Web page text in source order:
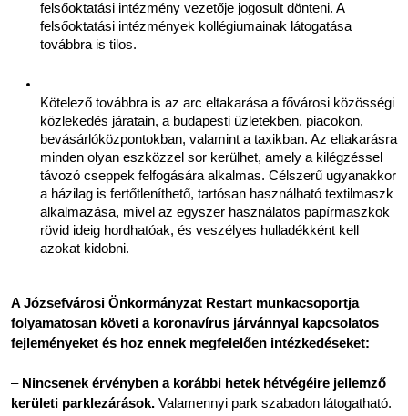
felsőoktatási intézmény vezetője jogosult dönteni. A
felsőoktatási intézmények kollégiumainak látogatása
továbbra is tilos.
Kötelező továbbra is az arc eltakarása a fővárosi közösségi
közlekedés járatain, a budapesti üzletekben, piacokon,
bevásárlóközpontokban, valamint a taxikban. Az eltakarásra
minden olyan eszközzel sor kerülhet, amely a kilégzéssel
távozó cseppek felfogására alkalmas. Célszerű ugyanakkor
a házilag is fertőtleníthető, tartósan használható textilmaszk
alkalmazása, mivel az egyszer használatos papírmaszkok
rövid ideig hordhatóak, és veszélyes hulladékként kell
azokat kidobni.
A Józsefvárosi Önkormányzat Restart munkacsoportja
folyamatosan követi a koronavírus járvánnyal kapcsolatos
fejleményeket és hoz ennek megfelelően intézkedéseket:
– Nincsenek érvényben a korábbi hetek hétvégéire jellemző
kerületi parklezárások. Valamennyi park szabadon látogatható.